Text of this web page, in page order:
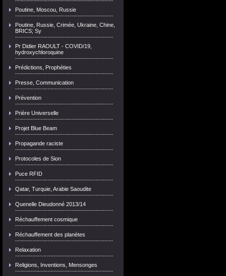
Poutine, Moscou, Russie
Poutine, Russie, Crimée, Ukraine, Chine,
BRICS; Sy
Pr Didier RAOULT - COVID/19,
hydroxychloroquine
Prédictions, Prophéties
Presse, Communication
Prévention
Prière Universelle
Projet Blue Beam
Propagande raciste
Protocoles de Sion
Puce RFID
Qatar, Turquie, Arabie Saoudite
Quenelle Dieudonné 2013/14
Réchauffement cosmique
Réchauffement des planètes
Relaxation
Religions, Inventions, Mensonges